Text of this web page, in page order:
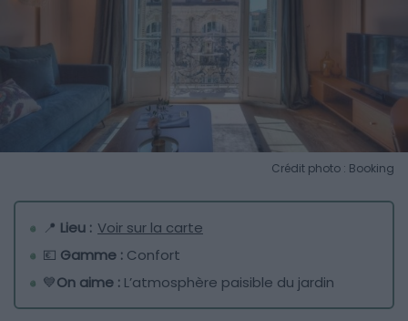
Crédit photo : Booking
📍 Lieu : Voir sur la carte
💶 Gamme : Confort
💙On aime : L’atmosphère paisible du jardin